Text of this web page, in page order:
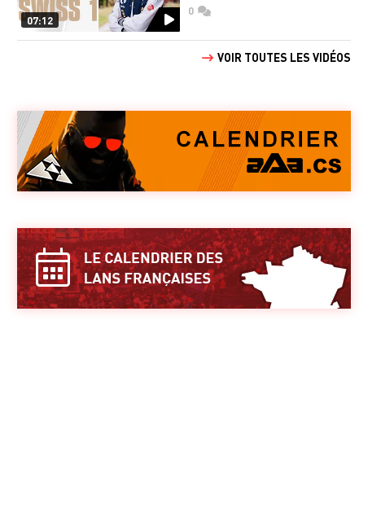
07:12
0commentaires
VOIR TOUTES LES VIDÉOS